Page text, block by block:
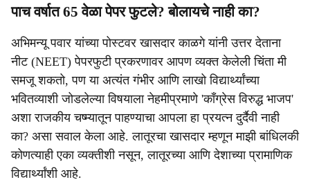
पाच वर्षात 65 वेळा पेपर फुटले? बोलायचे नाही का?
अभिमन्यू पवार यांच्या पोस्टवर खासदार काळगे यांनी उत्तर देताना
नीट (NEET) पेपरफुटी प्रकरणावर आपण व्यक्त केलेली चिंता मी
समजू शकतो, पण या अत्यंत गंभीर आणि लाखो विद्यार्थ्यांच्या
भवितव्याशी जोडलेल्या विषयाला नेहमीप्रमाणे 'काँग्रेस विरुद्ध भाजप'
अशा राजकीय चष्म्यातून पाहण्याचा आपला हा प्रयत्न दुर्दैवी नाही
का? असा सवाल केला आहे. लातूरचा खासदार म्हणून माझी बांधिलकी
कोणत्याही एका व्यक्तीशी नसून, लातूरच्या आणि देशाच्या प्रामाणिक
विद्यार्थ्यांशी आहे.